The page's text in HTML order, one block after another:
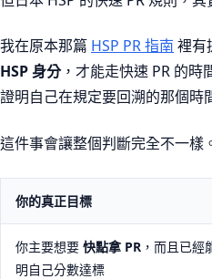
我在原本那篇 HSP PR 指南 裡有
HSP 身分，才能走快速 PR 的時
證明自己在規定要回溯的那個時
這件事會讓整個判斷完全不一樣
你的真正目標
你主要想要 快點拿 PR ，而且已經
明自己分數達標